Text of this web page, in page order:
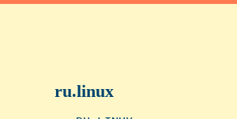
ru.linux